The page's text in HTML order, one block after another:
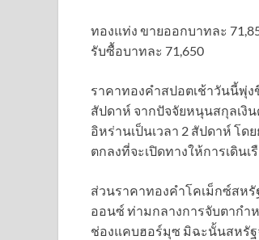
ทองแท่ง ขายออกบาทละ
รับซื้อบาทละ 71,650
ราคาทองคำสปอตเช้าวันนี้พุ่ง
สัปดาห์ จากปัจจัยหนุนสกุลเงิ
อิหร่านเป็นเวลา 2 สัปดาห์ โ
ตกลงที่จะเปิดทางให้การเดิน
ส่วนราคาทองคำโคเม็กซ์สห
ออนซ์ ท่ามกลางการจับตากำ
ช่องแคบฮอร์มุซ มิฉะนั้นสหรั